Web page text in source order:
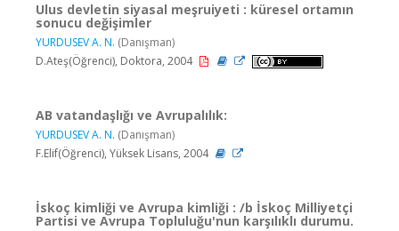
Ulus devletin siyasal meşruiyeti : küresel ortamın
sonucu değişimler
YURDUSEV A. N. (Danışman)
D.Ateş(Öğrenci), Doktora, 2004
AB vatandaşlığı ve Avrupalılık:
YURDUSEV A. N. (Danışman)
F.Elif(Öğrenci), Yüksek Lisans, 2004
İskoç kimliği ve Avrupa kimliği : /b İskoç Milliyetçi
Partisi ve Avrupa Topluluğu'nun karşılıklı durumu.